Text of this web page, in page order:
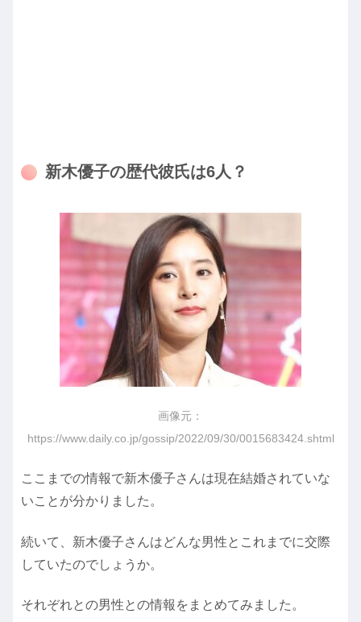
新木優子の歴代彼氏は6人？
画像元：
https://www.daily.co.jp/gossip/2022/09/30/0015683424.shtml
ここまでの情報で新木優子さんは現在結婚されていな
いことが分かりました。
続いて、新木優子さんはどんな男性とこれまでに交際
していたのでしょうか。
それぞれとの男性との情報をまとめてみました。